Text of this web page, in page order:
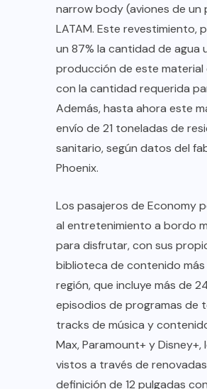
narrow body (aviones de un
LATAM. Este revestimiento,
un 87% la cantidad de agua
producción de este material
con la cantidad requerida
Además, hasta ahora este
envío de 21 toneladas de
sanitario, según datos del
Phoenix.
Los pasajeros de Economy
al entretenimiento a bordo
para disfrutar, con sus
biblioteca de contenido más
región, que incluye más de
episodios de programas de
tracks de música y
Max, Paramount+ y
vistos a través de
definición de 12 pulgadas